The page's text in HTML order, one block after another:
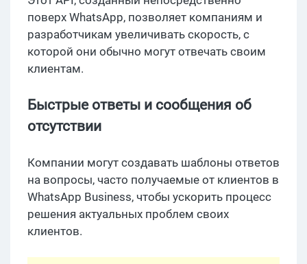
поверх WhatsApp, позволяет компаниям и
разработчикам увеличивать скорость, с
которой они обычно могут отвечать своим
клиентам.
Быстрые ответы и сообщения об
отсутствии
Компании могут создавать шаблоны ответов
на вопросы, часто получаемые от клиентов в
WhatsApp Business, чтобы ускорить процесс
решения актуальных проблем своих
клиентов.